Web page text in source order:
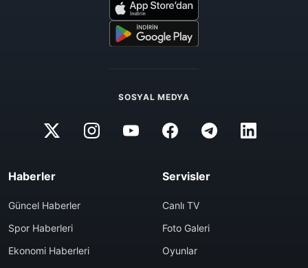
SOSYAL MEDYA
Haberler
Güncel Haberler
Spor Haberleri
Ekonomi Haberleri
Servisler
Canlı TV
Foto Galeri
Oyunlar